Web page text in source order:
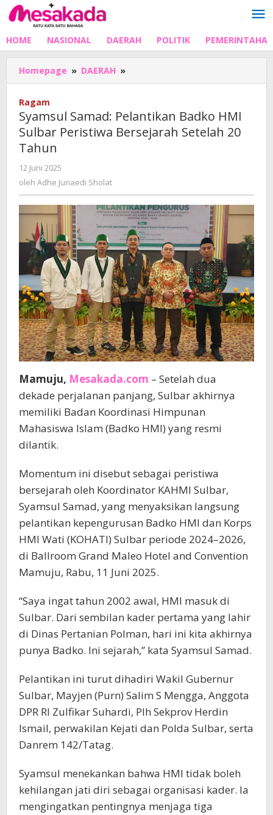
Lewati
ke
HOME NASIONAL DAERAH POLITIK
Homepage » DAERAH »
Samad:
HMI
Sulbar
Tahun
Ragam
Syamsul Samad: Pelantikan Badko HMI
Sulbar Peristiwa Bersejarah Setelah 20
Tahun
12 Juni 2025
Adhe
oleh Adhe Junaedi Sholat
Mamuju, Mesakada.com – Setelah dua
dekade perjalanan panjang, Sulbar akhirnya
memiliki Badan Koordinasi Himpunan
Mahasiswa Islam (Badko HMI) yang resmi
dilantik.
Momentum ini disebut sebagai peristiwa
bersejarah oleh Koordinator KAHMI Sulbar,
Syamsul Samad, yang menyaksikan langsung
pelantikan kepengurusan Badko HMI dan Korps
HMI Wati (KOHATI) Sulbar periode 2024–2026,
di Ballroom Grand Maleo Hotel and Convention
Mamuju, Rabu, 11 Juni 2025.
“Saya ingat tahun 2002 awal, HMI masuk di
Sulbar. Dari sembilan kader pertama yang lahir
di Dinas Pertanian Polman, hari ini kita akhirnya
punya Badko. Ini sejarah,” kata Syamsul Samad.
Pelantikan ini turut dihadiri Wakil Gubernur
Sulbar, Mayjen (Purn) Salim S Mengga, Anggota
DPR RI Zulfikar Suhardi, Plh Sekprov Herdin
Ismail, perwakilan Kejati dan Polda Sulbar, serta
Danrem 142/Tatag.
Syamsul menekankan bahwa HMI tidak boleh
kehilangan jati diri sebagai organisasi kader. Ia
mengingatkan pentingnya menjaga tiga